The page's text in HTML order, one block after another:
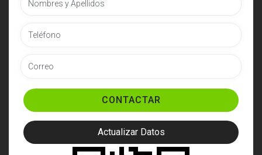
CONTACTAR
Actualizar Datos